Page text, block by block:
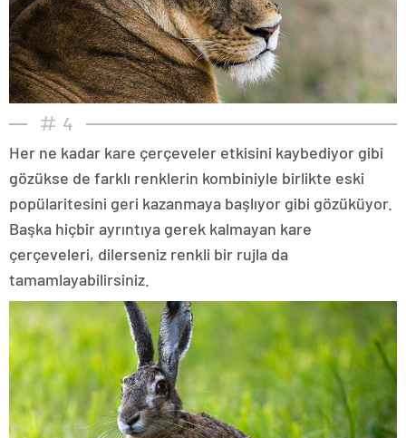
4
Her ne kadar kare çerçeveler etkisini kaybediyor gibi
gözükse de farklı renklerin kombiniyle birlikte eski
popülaritesini geri kazanmaya başlıyor gibi gözüküyor.
Başka hiçbir ayrıntıya gerek kalmayan kare
çerçeveleri, dilerseniz renkli bir rujla da
tamamlayabilirsiniz.